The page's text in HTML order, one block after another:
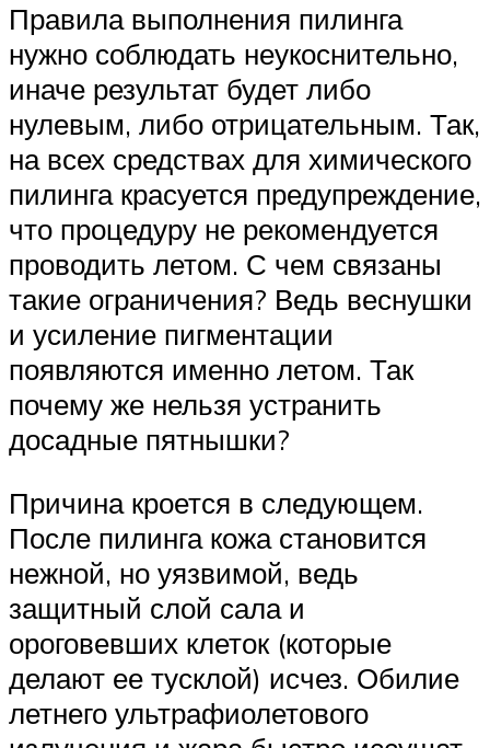
Правила выполнения пилинга
нужно соблюдать неукоснительно,
иначе результат будет либо
нулевым, либо отрицательным. Так,
на всех средствах для химического
пилинга красуется предупреждение,
что процедуру не рекомендуется
проводить летом. С чем связаны
такие ограничения? Ведь веснушки
и усиление пигментации
появляются именно летом. Так
почему же нельзя устранить
досадные пятнышки?
Причина кроется в следующем.
После пилинга кожа становится
нежной, но уязвимой, ведь
защитный слой сала и
ороговевших клеток (которые
делают ее тусклой) исчез. Обилие
летнего ультрафиолетового